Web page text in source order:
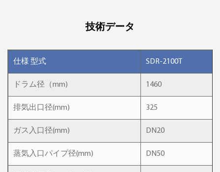
技術データ
仕様 型式 SDR-2100T
ドラム径（mm) 1460
排気出口径(mm) 325
ガス入口径(mm) DN20
蒸気入口パイプ径(mm) DN50